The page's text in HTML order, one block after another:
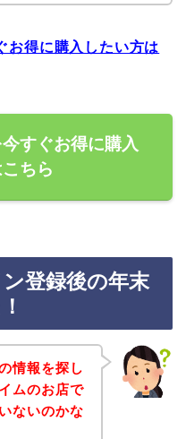
お得に購入したい方は
すぐお得に購入
ちら
登録後の年末
情報を探し
ムのお店で
ないのかな